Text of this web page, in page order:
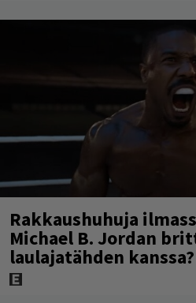
Rakkaushuhuja
Michael B. Jordan
laulajatähden kanssa?